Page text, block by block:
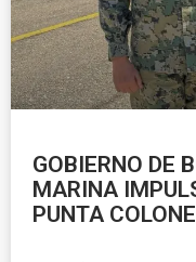
GOBIERNO DE
MARINA
PUNTA